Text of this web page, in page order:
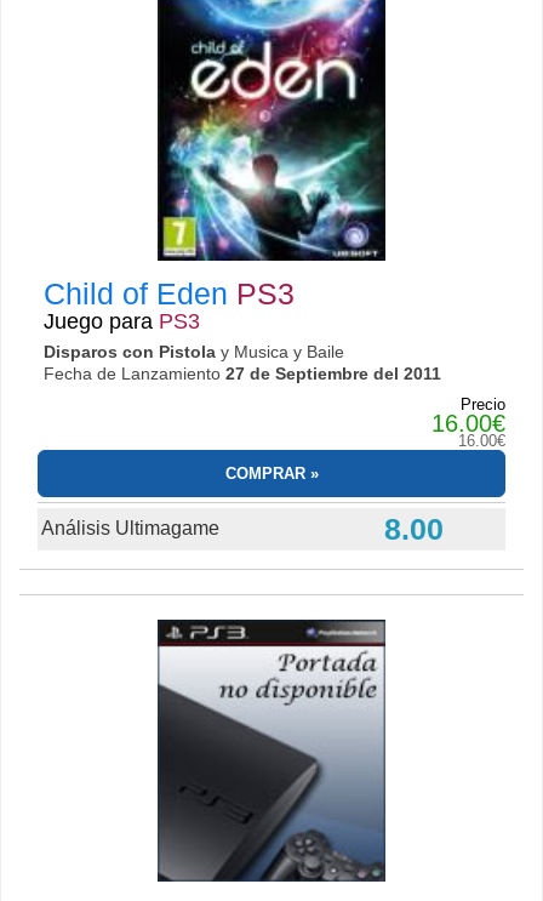
Child of Eden PS3
Juego para PS3
Disparos con Pistola y Musica y Baile
Fecha de Lanzamiento 27 de Septiembre del 2011
Precio
16.00€
16.00€
COMPRAR
Análisis Ultimagame 8.00